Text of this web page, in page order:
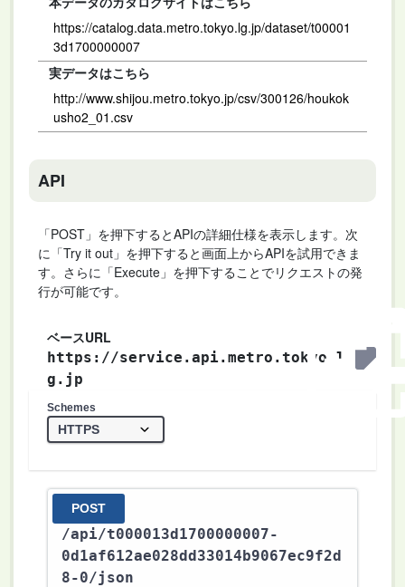
https://catalog.data.metro.tokyo.lg.jp/dataset/t00001
3d1700000007
実データはこちら
http://www.shijou.metro.tokyo.jp/csv/300126/houkok
usho2_01.csv
API
「POST」を押下するとAPIの詳細仕様を表示します。次
に「Try it out」を押下すると画面上からAPIを試用できま
す。さらに「Execute」を押下することでリクエストの発
行が可能です。
ベースURL
https://service.api.metro.tokyo.l
g.jp
Schemes
POST
/api/t000013d1700000007-
0d1af612ae028dd33014b9067ec9f2d
8-0/json